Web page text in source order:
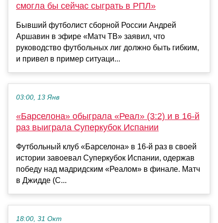
смогла бы сейчас сыграть в РПЛ»
Бывший футболист сборной России Андрей
Аршавин в эфире «Матч ТВ» заявил, что
руководство футбольных лиг должно быть гибким,
и привел в пример ситуаци...
03:00, 13 Янв
«Барселона» обыграла «Реал» (3:2) и в 16-й
раз выиграла Суперкубок Испании
Футбольный клуб «Барселона» в 16-й раз в своей
истории завоевал Суперкубок Испании, одержав
победу над мадридским «Реалом» в финале. Матч
в Джидде (С...
18:00, 31 Окт